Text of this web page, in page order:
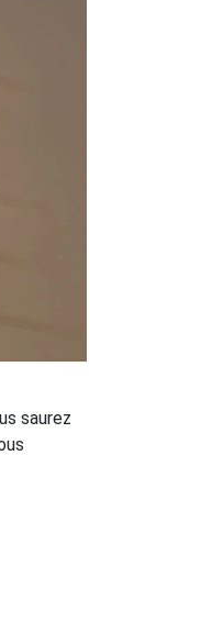
saurez